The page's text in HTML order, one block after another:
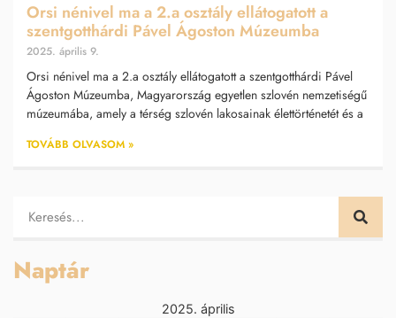
Orsi nénivel ma a 2.a osztály ellátogatott a
szentgotthárdi Pável Ágoston Múzeumba
2025. április 9.
Orsi nénivel ma a 2.a osztály ellátogatott a szentgotthárdi Pável
Ágoston Múzeumba, Magyarország egyetlen szlovén nemzetiségű
múzeumába, amely a térség szlovén lakosainak élettörténetét és a
TOVÁBB OLVASOM »
Naptár
2025. április